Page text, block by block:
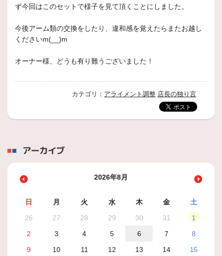
ず今回はこのセットで様子を見て頂くことにしました。
今後アーム類の交換をしたり、違和感を覚えたらまたお越し
くださいm(__)m
オーナー様、どうも有り難うございました！
カテゴリ： アライメント調整 店長の独り言
アーカイブ
2026年8月
日 月 火 水 木 金
土
26
27 28 29 30 31
1
2
3 4 5 6 7
8
9
10 11 12 13 14
15